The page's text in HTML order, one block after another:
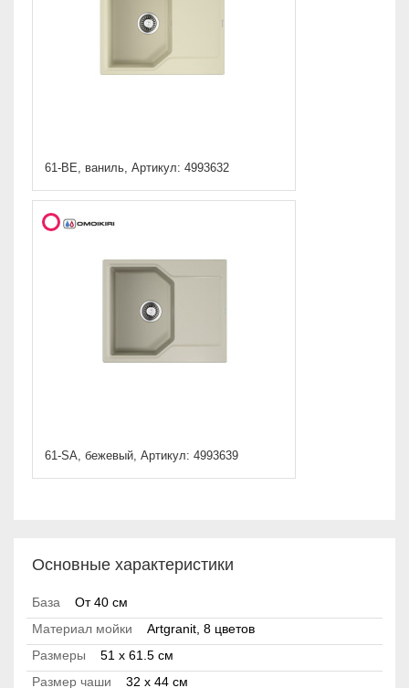
61-BE, ваниль, Артикул: 4993632
61-SA, бежевый, Артикул: 4993639
Основные характеристики
База
От 40 см
Материал мойки
Artgranit, 8 цветов
Размеры
51 x 61.5 см
Размер чаши
32 x 44 см